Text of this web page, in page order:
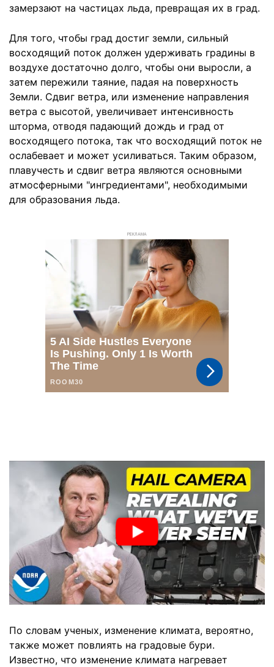
замерзают на частицах льда, превращая их в град.
Для того, чтобы град достиг земли, сильный
восходящий поток должен удерживать градины в
воздухе достаточно долго, чтобы они выросли, а
затем пережили таяние, падая на поверхность
Земли. Сдвиг ветра, или изменение направления
ветра с высотой, увеличивает интенсивность
шторма, отводя падающий дождь и град от
восходящего потока, так что восходящий поток не
ослабевает и может усиливаться. Таким образом,
плавучесть и сдвиг ветра являются основными
атмосферными "ингредиентами", необходимыми
для образования льда.
РЕКЛАМА
По словам ученых, изменение климата, вероятно,
также может повлиять на градовые бури.
Известно, что изменение климата нагревает